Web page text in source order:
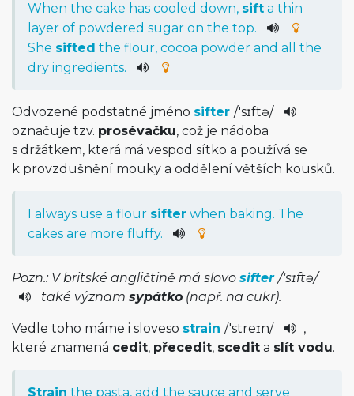
When the cake has cooled down, sift a thin
layer of powdered sugar on the top.
She sifted the flour, cocoa powder and all
the
dry ingredients.
Odvozené podstatné jméno sifter /'sɪftə/
označuje tzv. prosévačku, což je nádoba
s držátkem, která má vespod sítko a používá se
k provzdušnění mouky a oddělení větších kousků.
always use a flour sifter when baking. The
cakes are more fluffy.
Pozn.: V britské angličtině má slovo sifter /'sɪftə/
také význam sypátko (např. na cukr).
Vedle toho máme i sloveso strain /'streɪn/
,
které znamená cedit, přecedit, scedit a slít vodu.
Strain the pasta, add the sauce and serve